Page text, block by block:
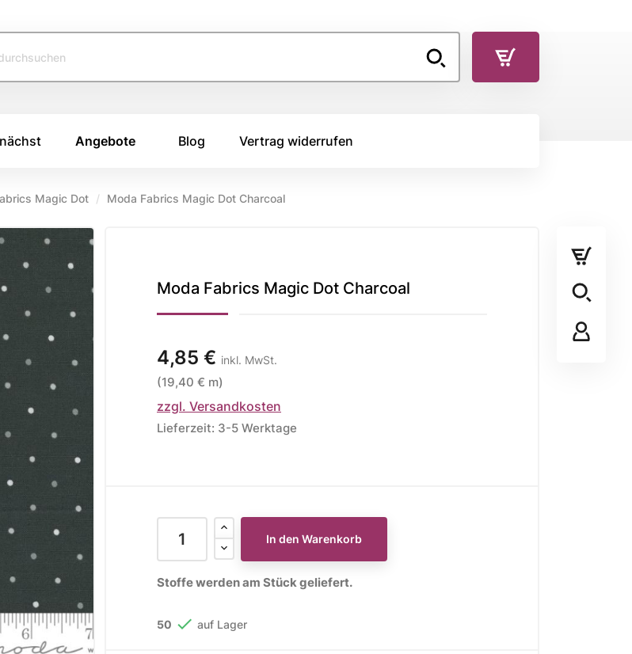
Canvas Stoffe
STOFFPANEL
MUSTER
Muster
Moda Fabrics Christmas
Angebote Blog Vertrag widerrufen
Magic Dot Moda Fabrics Magic Dot Charcoal
Moda Fabrics Magic Dot Charcoal
4,85 € inkl. MwSt.
(19,40 € m)
zzgl. Versandkosten
Lieferzeit: 3-5 Werktage
In den Warenkorb
Stoffe werden am Stück geliefert.
50  auf Lager